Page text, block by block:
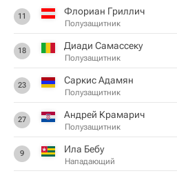
11 Флориан Гриллич
Полузащитник
18 Диади Самассеку
Полузащитник
23 Саркис Адамян
Полузащитник
27 Андрей Крамарич
Полузащитник
9 Ила Бебу
Нападающий